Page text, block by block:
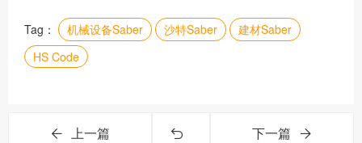
Tag： 机械设备Saber 沙特Saber
建材Saber
HS Code
上一篇 下一篇